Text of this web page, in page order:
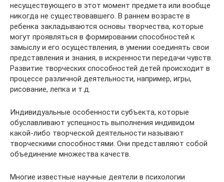
несуществующего в этот момент предмета или вообще
никогда не существовавшего. В раннем возрасте в
ребенка закладываются основы творчества, которые
могут проявляться в формировании способностей к
замыслу и его осуществления, в умении соединять свои
представления и знания, в искренности передачи чувств.
Развитие творческих способностей детей происходит в
процессе различной деятельности, например, игры,
рисование, лепка и т.д.
Индивидуальные особенности субъекта, которые
обуславливают успешность выполнения индивидом
какой-либо творческой деятельности называют
творческими способностями. Они представляют собой
объединение множества качеств.
Многие известные научные деятели в психологии